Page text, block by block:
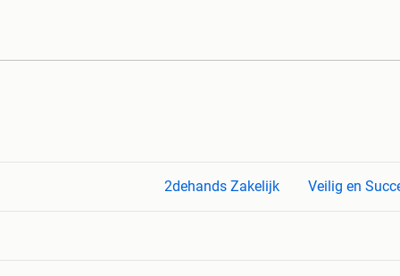
2dehands Zakelijk Veilig en